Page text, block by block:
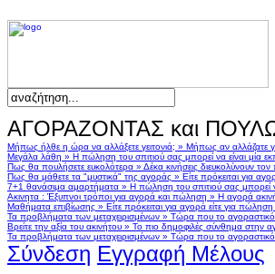
ΑΓΟΡΑΖΟΝΤΑΣ και
Μήπως ήλθε η ώρα να αλλάξετε γειτονιά; » Μήπως αν αλλάζατε
Μεγάλα λάθη » Η πώληση του σπιτιού σας μπορεί να είναι μία
Πως θα πουλήσετε ευκολότερα » Δέκα κινήσεις διευκολύνουν
Πως θα μάθετε τα "μυστικά" της αγοράς » Είτε πρόκειται για
7+1 θανάσιμα αμαρτήματα » Η πώληση του σπιτιού σας μπορεί
Ακινητα : Έξυπνοι τρόποι για αγορά και πώληση » Η αγορά
Μαθήματα επιβίωσης » Είτε πρόκειται για αγορά είτε για πώληση
Τα προβλήματα των μεταχειρισμένων » Τώρα που το αγοραστικό
Βρείτε την αξία του ακινήτου » Το πιο δημοφιλές σύνθημα στην
Τα προβλήματα των μεταχειρισμένων » Τώρα που το αγοραστικό
Σύνδεση Εγγραφή Μέλους